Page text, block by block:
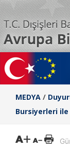
MEDYA /
Bursiyerleri